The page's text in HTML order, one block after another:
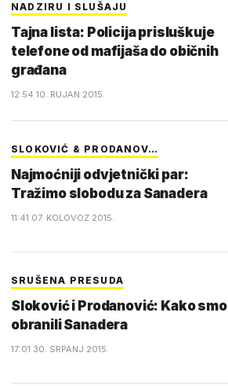
NADZIRU I SLUŠAJU
Tajna lista: Policija prisluškuje
telefone od mafijaša do običnih
građana
12:54 10. RUJAN 2015.
SLOKOVIĆ & PRODANOV…
Najmoćniji odvjetnički par:
Tražimo slobodu za Sanadera
11:41 07. KOLOVOZ 2015.
SRUŠENA PRESUDA
Sloković i Prodanović: Kako smo
obranili Sanadera
17:01 30. SRPANJ 2015.